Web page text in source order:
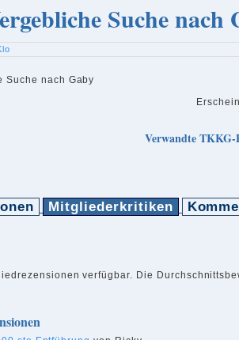
Suche nach
Verwandte
Mitgliederkritiken
verfügbar. Die